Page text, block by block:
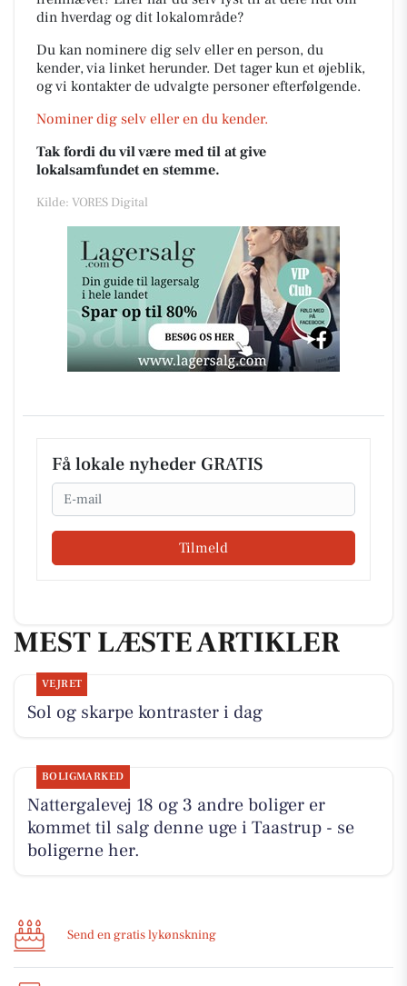
din hverdag og dit lokalområde?
Du kan nominere dig selv eller en person, du
kender, via linket herunder. Det tager kun et øjeblik,
og vi kontakter de udvalgte personer efterfølgende.
Nominer dig selv eller en du kender.
Tak fordi du vil være med til at give
lokalsamfundet en stemme.
Kilde: VORES Digital
Få lokale nyheder GRATIS
Email
Tilmeld
MEST LÆSTE ARTIKLER
VEJRET
Sol og skarpe kontraster i dag
BOLIGMARKED
Nattergalevej 18 og 3 andre boliger er
kommet til salg denne uge i Taastrup - se
boligerne her.
Send en gratis lykønskning